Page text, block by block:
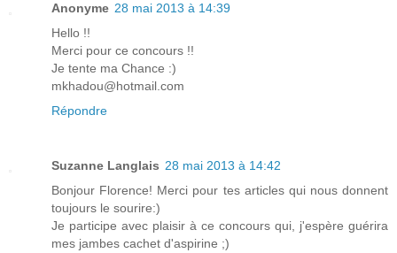
Anonyme 28 mai 2013 à 14:39
Hello !!
Merci pour ce concours !!
Je tente ma Chance :)
mkhadou@hotmail.com
Répondre
Suzanne Langlais 28 mai 2013 à 14:42
Bonjour Florence! Merci pour tes articles qui nous donnent
toujours le sourire:)
Je participe avec plaisir à ce concours qui, j'espère guérira
mes jambes cachet d'aspirine ;)